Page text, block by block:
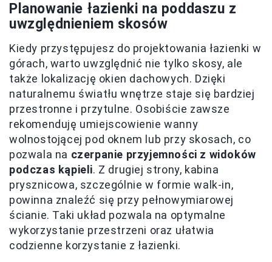
Planowanie łazienki na poddaszu z
uwzględnieniem skosów
Kiedy przystępujesz do projektowania łazienki w
górach, warto uwzględnić nie tylko skosy, ale
także lokalizację okien dachowych. Dzięki
naturalnemu światłu wnętrze staje się bardziej
przestronne i przytulne. Osobiście zawsze
rekomenduję umiejscowienie wanny
wolnostojącej pod oknem lub przy skosach, co
pozwala na czerpanie przyjemności z widoków
podczas kąpieli. Z drugiej strony, kabina
prysznicowa, szczególnie w formie walk-in,
powinna znaleźć się przy pełnowymiarowej
ścianie. Taki układ pozwala na optymalne
wykorzystanie przestrzeni oraz ułatwia
codzienne korzystanie z łazienki.